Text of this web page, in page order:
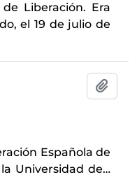
Liberación. Era
el 19 de julio de
Española de
Universidad de…